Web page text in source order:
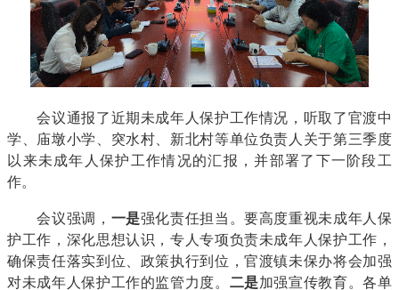
会议通报了近期未成年人保护工作情况，听取了官渡中
学、庙墩小学、突水村、新北村等单位负责人关于第三季度
以来未成年人保护工作情况的汇报，并部署了下一阶段工
作。
会议强调， 一是强化责任担当。要高度重视未成年人保
护工作，深化思想认识，专人专项负责未成年人保护工作，
确保责任落实到位、政策执行到位，官渡镇未保办将会加强
对未成年人保护工作的监管力度。 二是加强宣传教育。各单